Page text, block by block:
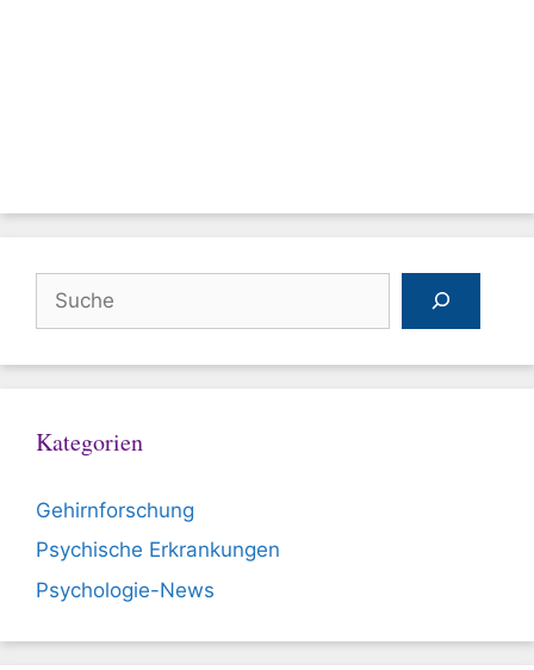
Kategorien
Gehirnforschung
Psychische Erkrankungen
Psychologie-News